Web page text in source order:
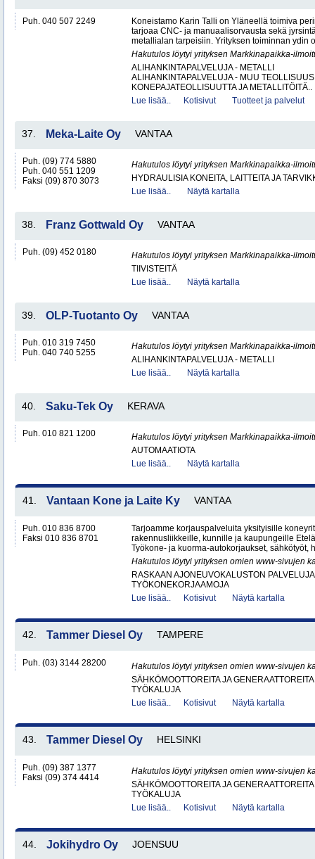
Puh. 040 507 2249
Koneistamo Karin Talli on Yläneellä toimiva
tarjoaa CNC- ja manuaalisorvausta sekä
metallialan tarpeisiin. Yrityksen toiminnan ydin
Hakutulos löytyi yrityksen Markkinapaikka-
ALIHANKINTAPALVELUJA - METALLI
ALIHANKINTAPALVELUJA - MUU TEOLLISUUS
KONEPAJATEOLLISUUTTA JA METALLITÖITÄ..
Lue lisää..
Kotisivut Tuotteet ja palvelut
37. Meka-Laite Oy VANTAA
Puh. (09) 774 5880
Puh. 040 551 1209
Faksi (09) 870 3073
Hakutulos löytyi yrityksen Markkinapaikka-
HYDRAULISIA KONEITA, LAITTEITA JA
Lue lisää..
Näytä kartalla
38. Franz Gottwald Oy VANTAA
Puh. (09) 452 0180
Hakutulos löytyi yrityksen Markkinapaikka-
TIIVISTEITÄ
Lue lisää..
Näytä kartalla
39. OLP-Tuotanto Oy VANTAA
Puh. 010 319 7450
Puh. 040 740 5255
Hakutulos löytyi yrityksen Markkinapaikka-
ALIHANKINTAPALVELUJA - METALLI
Lue lisää..
Näytä kartalla
40. Saku-Tek Oy KERAVA
Puh. 010 821 1200
Hakutulos löytyi yrityksen Markkinapaikka-
AUTOMAATIOTA
Lue lisää..
Näytä kartalla
41. Vantaan Kone ja Laite Ky VANTAA
Puh. 010 836 8700
Faksi 010 836 8701
Tarjoamme korjauspalveluita yksityisille
rakennusliikkeille, kunnille ja kaupungeille
Työkone- ja kuorma-autokorjaukset, sähkötyöt,
Hakutulos löytyi yrityksen omien www-sivujen
RASKAAN AJONEUVOKALUSTON
TYÖKONEKORJAAMOJA
Lue lisää..
Kotisivut Näytä kartalla
42. Tammer Diesel Oy TAMPERE
Puh. (03) 3144 28200
Hakutulos löytyi yrityksen omien www-sivujen
SÄHKÖMOOTTOREITA JA GENERAATTOREITA
TYÖKALUJA
Lue lisää..
Kotisivut Näytä kartalla
43. Tammer Diesel Oy HELSINKI
Puh. (09) 387 1377
Faksi (09) 374 4414
Hakutulos löytyi yrityksen omien www-sivujen
SÄHKÖMOOTTOREITA JA GENERAATTOREITA
TYÖKALUJA
Lue lisää..
Kotisivut Näytä kartalla
44. Jokihydro Oy JOENSUU